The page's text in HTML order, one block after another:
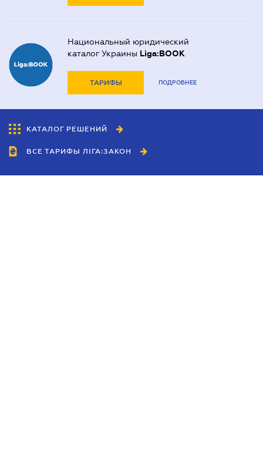
Национальный юридический
каталог Украины Liga:BOOK
ТАРИФЫ ПОДРОБНЕЕ
КАТАЛОГ РЕШЕНИЙ
ВСЕ ТАРИФЫ ЛІГА:ЗАКОН